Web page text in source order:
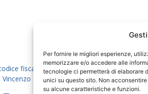
Per fornire le migliori esperienze,
memorizzare e/o accedere alle
tecnologie ci permetterà di elaborare
unici su questo sito. Non
su alcune caratteristiche e funzioni.
fiscale 80069130583
D'Anna